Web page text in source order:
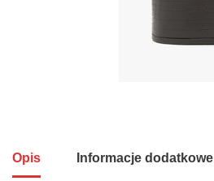
Opis Informacje dodatkowe